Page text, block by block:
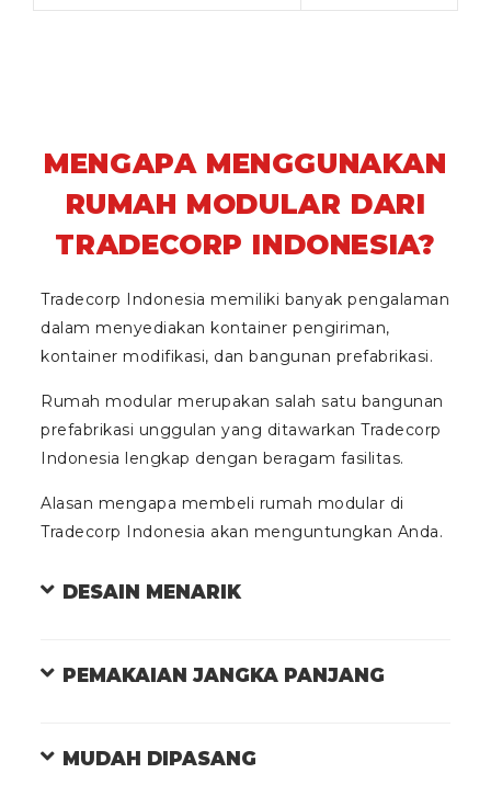
MENGAPA MENGGUNAKAN
RUMAH MODULAR DARI
TRADECORP INDONESIA?
Tradecorp Indonesia memiliki banyak pengalaman
dalam menyediakan kontainer pengiriman,
kontainer modifikasi, dan bangunan prefabrikasi.
Rumah modular merupakan salah satu bangunan
prefabrikasi unggulan yang ditawarkan Tradecorp
Indonesia lengkap dengan beragam fasilitas.
Alasan mengapa membeli rumah modular di
Tradecorp Indonesia akan menguntungkan Anda.
DESAIN MENARIK
PEMAKAIAN JANGKA PANJANG
MUDAH DIPASANG